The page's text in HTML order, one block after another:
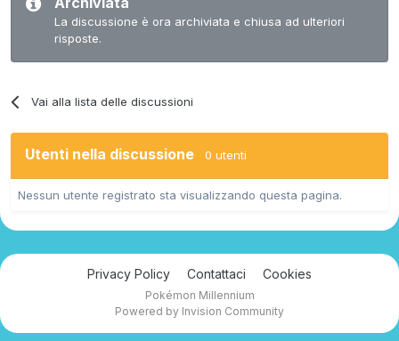
La discussione è ora archiviata e chiusa ad ulteriori
risposte.
Vai alla lista delle discussioni
Utenti nella discussione 0 utenti
Nessun utente registrato sta visualizzando questa pagina.
Privacy Policy Contattaci Cookies
Pokémon Millennium
Powered by Invision Community